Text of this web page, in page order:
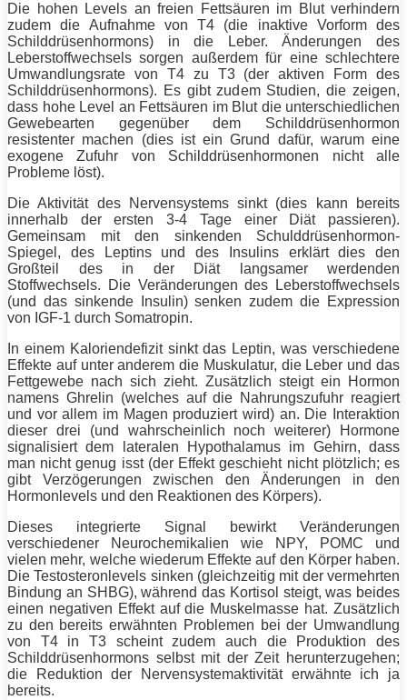
Die hohen Levels an freien Fettsäuren im Blut verhindern
zudem die Aufnahme von T4 (die inaktive Vorform des
Schilddrüsenhormons) in die Leber. Änderungen des
Leberstoffwechsels sorgen außerdem für eine schlechtere
Umwandlungsrate von T4 zu T3 (der aktiven Form des
Schilddrüsenhormons). Es gibt zudem Studien, die zeigen,
dass hohe Level an Fettsäuren im Blut die unterschiedlichen
Gewebearten gegenüber dem Schilddrüsenhormon
resistenter machen (dies ist ein Grund dafür, warum eine
exogene Zufuhr von Schilddrüsenhormonen nicht alle
Probleme löst).
Die Aktivität des Nervensystems sinkt (dies kann bereits
innerhalb der ersten 3-4 Tage einer
Diätpassieren).
Gemeinsam mit den sinkenden Schulddrüsenhormon-
Spiegel, des Leptins und des Insulins erklärt dies den
Großteil des in der
Diätlangsamer werdenden
Stoffwechsels. Die Veränderungen des Leberstoffwechsels
(und das sinkende Insulin) senken zudem die Expression
von IGF-1 durch Somatropin.
In einem Kaloriendefizit sinkt das Leptin, was verschiedene
Effekte auf unter anderem die Muskulatur, die Leber und das
Fettgewebe nach sich zieht. Zusätzlich steigt ein Hormon
namens Ghrelin (welches auf die Nahrungszufuhr reagiert
und vor allem im Magen produziert wird) an. Die Interaktion
dieser drei (und wahrscheinlich noch weiterer) Hormone
signalisiert dem lateralen Hypothalamus im Gehirn, dass
man nicht genug isst (der Effekt geschieht nicht plötzlich; es
gibt Verzögerungen zwischen den Änderungen in den
Hormonlevels und den Reaktionen des Körpers).
Dieses integrierte Signal bewirkt Veränderungen
verschiedener Neurochemikalien wie NPY, POMC und
vielen mehr, welche wiederum Effekte auf den Körper haben.
Die Testosteronlevels sinken (gleichzeitig mit der vermehrten
Bindung an SHBG), während das Kortisol steigt, was beides
einen negativen Effekt auf die Muskelmasse hat. Zusätzlich
zu den bereits erwähnten Problemen bei der Umwandlung
von T4 in T3 scheint zudem auch die Produktion des
Schilddrüsenhormons selbst mit der Zeit herunterzugehen;
die Reduktion der Nervensystemaktivität erwähnte ich ja
bereits.